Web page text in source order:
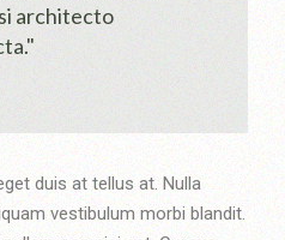
architecto
duis at tellus at. Nulla
vestibulum morbi blandit.